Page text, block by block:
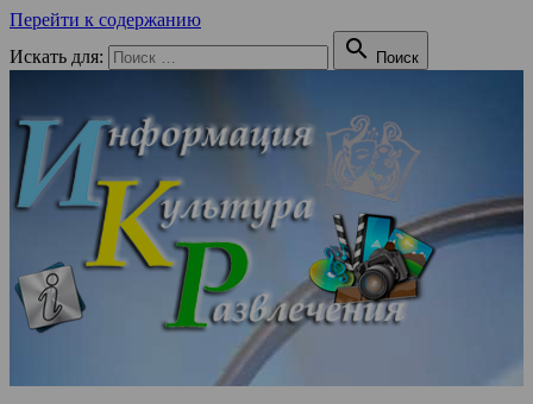
Перейти к содержанию
Искать для:
 Поиск